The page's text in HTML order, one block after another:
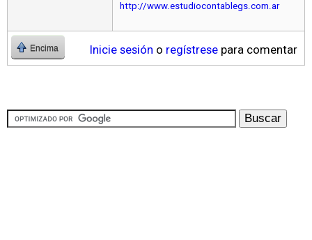
http://www.estudiocontablegs.com.ar
Encima Inicie sesión o regístrese para comentar